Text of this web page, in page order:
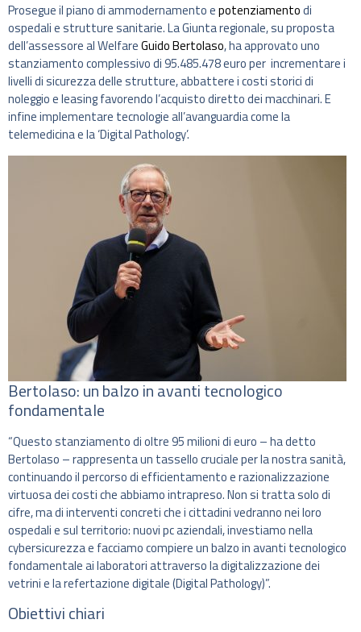
Prosegue il piano di ammodernamento epotenziamentodi
ospedali e strutture sanitarie. La Giunta regionale, su proposta
dell’assessore al WelfareGuido Bertolaso, ha approvato uno
stanziamento complessivo di 95.485.478 euro per incrementare i
livelli di sicurezza delle strutture, abbattere i costi storici di
noleggio e leasing favorendo l’acquisto diretto dei macchinari. E
infine implementare tecnologie all’avanguardia come la
telemedicina e la ‘Digital Pathology’.
Bertolaso: un balzo in avanti tecnologico
fondamentale
“Questo stanziamento di oltre 95 milioni di euro – ha detto
Bertolaso – rappresenta un tassello cruciale per la nostra sanità,
continuando il percorso di efficientamento e razionalizzazione
virtuosa dei costi che abbiamo intrapreso. Non si tratta solo di
cifre, ma di interventi concreti che i cittadini vedranno nei loro
ospedali e sul territorio: nuovi pc aziendali, investiamo nella
cybersicurezza e facciamo compiere un balzo in avanti tecnologico
fondamentale ai laboratori attraverso la digitalizzazione dei
vetrini e la refertazione digitale (Digital Pathology)”.
Obiettivi chiari